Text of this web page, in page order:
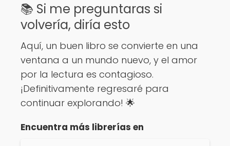
📚 Si me preguntaras si
volvería, diría esto
Aquí, un buen libro se convierte en una
ventana a un mundo nuevo, y el amor
por la lectura es contagioso.
¡Definitivamente regresaré para
continuar explorando! 🌟
Encuentra más librerías en